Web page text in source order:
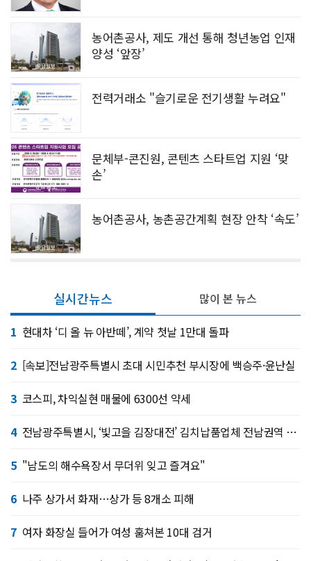
농어촌공사, 제도 개선 통해 청년농업 인재
양성 ‘앞장’
전력거래소 "슬기로운 전기생활 누려요"
문체부-콘진원, 콘텐츠 스타트업 지원 ‘맞
손’
농어촌공사, 농촌공간계획 현장 안착 ‘속도’
실시간뉴스
1 현대차 ‘디 올 뉴 아반떼’, 계약 첫날 1만대 돌파
2 [속보]전남광주특별시 초대 시민추천 부시장에 백승주·윤난실
3 코스피, 차익실현 매물에 6300선 약세
4 전남광주특별시, ‘빛고을 김장대전’ 김치납품업체 전남권역 확대
5 "남도의 해수욕장서 무더위 잊고 즐겨요"
6 나주 상가서 화재…상가 등 8개소 피해
7 여자 화장실 들어가 여성 훔쳐본 10대 검거
많이 본 뉴스